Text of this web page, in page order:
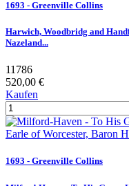
1693 - Greenville Collins
Harwich, Woodbridg and
Nazeland...
11786
520,00 €
Kaufen
1693 - Greenville Collins